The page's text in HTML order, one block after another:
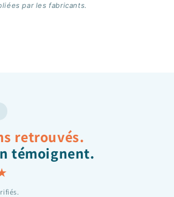
par les fabricants.
retrouvés.
témoignent.